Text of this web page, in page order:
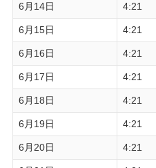
6月14日 4:21
6月15日 4:21
6月16日 4:21
6月17日 4:21
6月18日 4:21
6月19日 4:21
6月20日 4:21